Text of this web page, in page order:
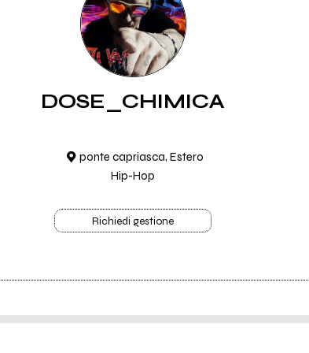
DOSE_CHIMICA
ponte capriasca, Estero
Hip-Hop
Richiedi gestione